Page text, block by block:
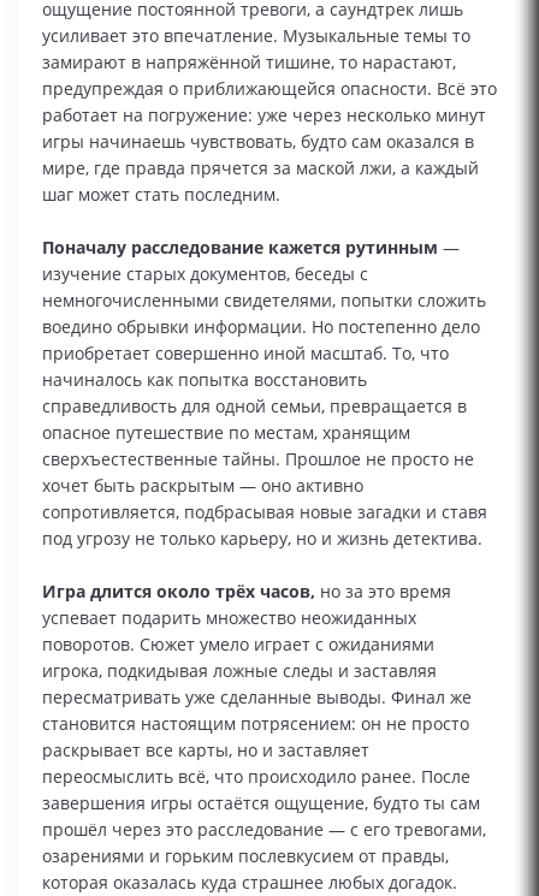
ощущение постоянной тревоги, а саундтрек лишь
усиливает это впечатление. Музыкальные темы то
замирают в напряжённой тишине, то нарастают,
предупреждая о приближающейся опасности. Всё это
работает на погружение: уже через несколько минут
игры начинаешь чувствовать, будто сам оказался в
мире, где правда прячется за маской лжи, а каждый
шаг может стать последним.
Поначалу расследование кажется рутинным —
изучение старых документов, беседы с
немногочисленными свидетелями, попытки сложить
воедино обрывки информации. Но постепенно дело
приобретает совершенно иной масштаб. То, что
начиналось как попытка восстановить
справедливость для одной семьи, превращается в
опасное путешествие по местам, хранящим
сверхъестественные тайны. Прошлое не просто не
хочет быть раскрытым — оно активно
сопротивляется, подбрасывая новые загадки и ставя
под угрозу не только карьеру, но и жизнь детектива.
Игра длится около трёх часов, но за это время
успевает подарить множество неожиданных
поворотов. Сюжет умело играет с ожиданиями
игрока, подкидывая ложные следы и заставляя
пересматривать уже сделанные выводы. Финал же
становится настоящим потрясением: он не просто
раскрывает все карты, но и заставляет
переосмыслить всё, что происходило ранее. После
завершения игры остаётся ощущение, будто ты сам
прошёл через это расследование — с его тревогами,
озарениями и горьким послевкусием от правды,
которая оказалась куда страшнее любых догадок.